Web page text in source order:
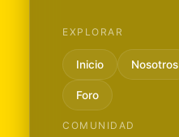
EXPLORAR
Inicio Nosotros
Foro
COMUNIDAD